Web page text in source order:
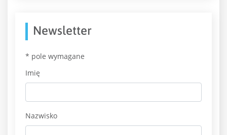
Newsletter
* pole wymagane
Imię
Nazwisko